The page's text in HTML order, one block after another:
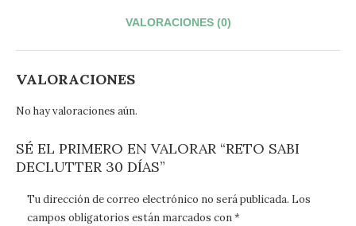
VALORACIONES (0)
VALORACIONES
No hay valoraciones aún.
SÉ EL PRIMERO EN VALORAR “RETO SABI
DECLUTTER 30 DÍAS”
Tu dirección de correo electrónico no será publicada. Los
campos obligatorios están marcados con*